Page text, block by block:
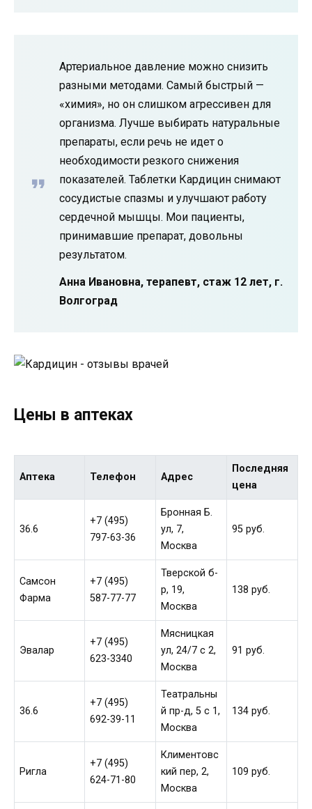
Артериальное давление можно снизить
разными методами. Самый быстрый —
«химия», но он слишком агрессивен для
организма. Лучше выбирать натуральные
препараты, если речь не идет о
необходимости резкого снижения
показателей. Таблетки Кардицин снимают
сосудистые спазмы и улучшают работу
сердечной мышцы. Мои пациенты,
принимавшие препарат, довольны
результатом.
Анна Ивановна, терапевт, стаж 12 лет, г.
Волгоград
Цены в аптеках
Аптека Телефон Адрес
Последняя
цена
36.6
+7 (495)
797-63-36
Бронная Б.
ул, 7,
Москва
95 руб.
Самсон
Фарма
+7 (495)
587-77-77
Тверской б-
р, 19,
Москва
138 руб.
Эвалар
+7 (495)
623-3340
Мясницкая
ул, 24/7 с 2,
Москва
91 руб.
36.6
+7 (495)
692-39-11
Театральны
й пр-д, 5 c 1,
Москва
134 руб.
Ригла
+7 (495)
624-71-80
Климентовс
кий пер, 2,
Москва
109 руб.